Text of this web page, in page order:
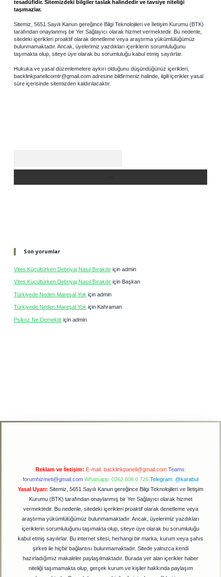
tesadüfidir. Sitemizdeki bilgiler taslak halindedir ve tavsiye niteliği
taşımazlar.
Sitemiz, 5651 Sayılı Kanun gereğince Bilgi Teknolojileri ve İletişim Kurumu (BTK)
tarafından onaylanmış bir Yer Sağlayıcı olarak hizmet vermektedir. Bu nedenle,
sitedeki içerikleri proaktif olarak denetleme veya araştırma yükümlülüğümüz
bulunmamaktadır. Ancak, üyelerimiz yazdıkları içeriklerin sorumluluğunu
taşımakta olup, siteye üye olarak bu sorumluluğu kabul etmiş sayılırlar.
Hukuka ve yasal düzenlemelere aykırı olduğunu düşündüğünüz içerikleri,
backlinkpanelicomtr@gmail.com adresine bildirmeniz halinde, ilgili içerikler yasal
süre içerisinde sitemizden kaldırılacaktır.
Son yorumlar
Vites Küçültürken Debriyaj Nasıl Bırakılır için admin
Vites Küçültürken Debriyaj Nasıl Bırakılır için Başkan
Türkiyede Neden Mareşal Yok için admin
Türkiyede Neden Mareşal Yok için Kahraman
Psikoz Ne Demektir için admin
Reklam ve İletişim: E-mail: backlinkpaneli@gmail.com Teams:
forumhizmeti@gmail.com Whatsapp: 0262 606 0 726 Telegram: @karabul
Yasal Uyarı: Sitemiz, 5651 Sayılı Kanun gereğince Bilgi Teknolojileri ve İletişim
Kurumu (BTK) tarafından onaylanmış bir Yer Sağlayıcı olarak hizmet
vermektedir. Bu nedenle, sitedeki içerikleri proaktif olarak denetleme veya
araştırma yükümlülüğümüz bulunmamaktadır. Ancak, üyelerimiz yazdıkları
içeriklerin sorumluluğunu taşımakta olup, siteye üye olarak bu sorumluluğu
kabul etmiş sayılırlar. Bu internet sitesi, herhangi bir marka, kurum veya şahıs
şirketi ile hiçbir bağlantısı bulunmamaktadır. Sitede yalnızca kendi
hazırladığımız makaleler paylaşılmaktadır. Burada yer alan içerikler haber
niteliği taşımamakta olup, gerçek kurum ve kişiler hakkında paylaşım